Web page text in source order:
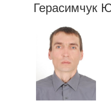
Герасимчук